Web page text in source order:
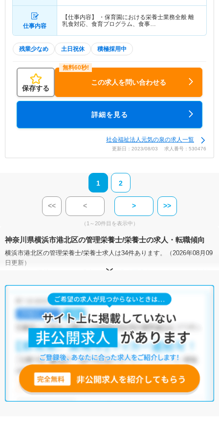
仕事内容
【仕事内容】 ・保育園における栄養士業務全般 離
乳食対応、食育プログラム、食事…
残業少なめ 土日祝休 積極採用中
保存する
この求人を問い合わせる
詳細を見る
社会福祉法人元気の泉の求人一覧
更新日：2023/08/03 求人番号：530476
1 2
<< < > >>
（1～20件目を表示中）
神奈川県横浜市港北区の管理栄養士/栄養士の求人・転職傾向
横浜市港北区の管理栄養士/栄養士求人は34件あります。（2026年08月09
日更新）
サイト上に掲載されている求人の他に、
う求人を提案させていただきます。
横浜市港北区の管理栄養士/栄養士求人では以下のような条件が人気で
す。
土日祝休・積極採用中 ・残業少なめ・正社員(正職員) ・
・クリニック・ 介護福祉施設・保育園・その他
他の条件でも人気の求人がございますので、「こだわり条件」から検索
いただくか、お気軽にお問い合わせください。
全国の管理栄養士/栄養士求人から検索いただくことも可能です。
無料転職支援サービスにお申し込みいただくと、ご希望条件をヒアリン